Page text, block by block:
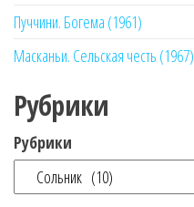
Пуччини. Богема (1961)
Масканьи. Сельская честь (1967)
Рубрики
Рубрики